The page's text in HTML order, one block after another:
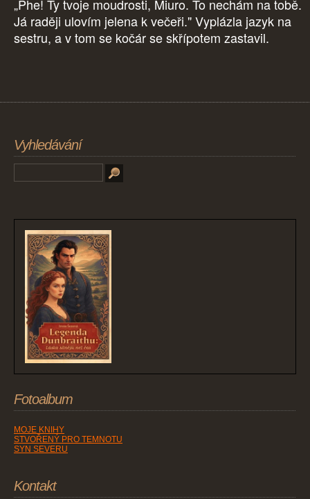
„Phe! Ty tvoje moudrosti, Miuro. To nechám na tobě.
Já raději ulovím jelena k večeři." Vyplázla jazyk na
sestru, a v tom se kočár se skřípotem zastavil.
Vyhledávání
Fotoalbum
MOJE KNIHY
STVOŘENÝ PRO TEMNOTU
SYN SEVERU
Kontakt